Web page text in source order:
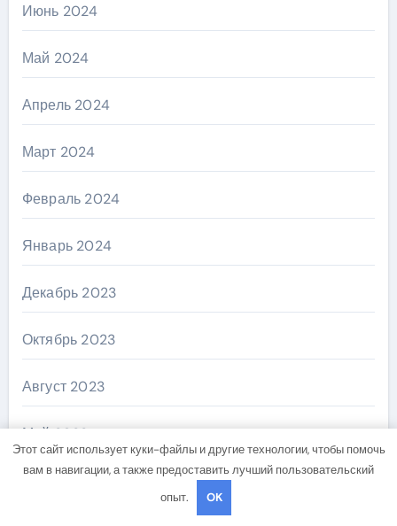
Июнь 2024
Май 2024
Апрель 2024
Март 2024
Февраль 2024
Январь 2024
Декабрь 2023
Октябрь 2023
Август 2023
Май 2023
Апрель 2023
Этот сайт использует куки-файлы и другие технологии, чтобы помочь
вам в навигации, а также предоставить лучший пользовательский
опыт.
OK